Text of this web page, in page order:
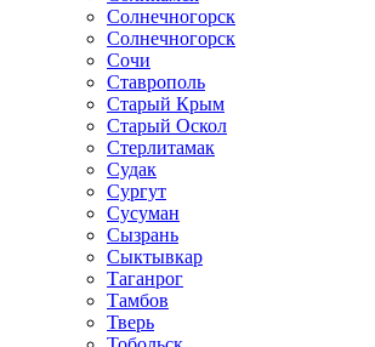
Солнечногорск
Солнечногорск
Сочи
Ставрополь
Старый Крым
Старый Оскол
Стерлитамак
Судак
Сургут
Сусуман
Сызрань
Сыктывкар
Таганрог
Тамбов
Тверь